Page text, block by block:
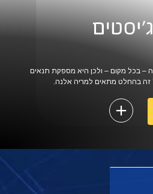
– בכל מקום – ולכן היא מספקת תנאים
זה בהחלט מתאים למריה אלנה.